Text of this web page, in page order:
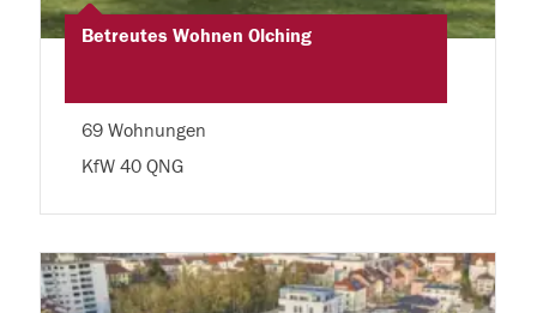
Betreutes Wohnen Olching
69 Wohnungen
KfW 40 QNG